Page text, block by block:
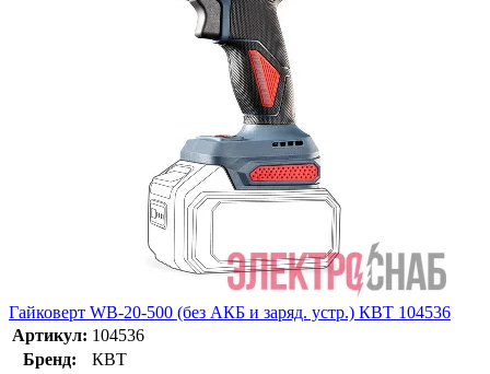
Гайковерт WB-20-500 (без АКБ и заряд. устр.) КВТ 104536
Артикул: 104536
Бренд:
КВТ